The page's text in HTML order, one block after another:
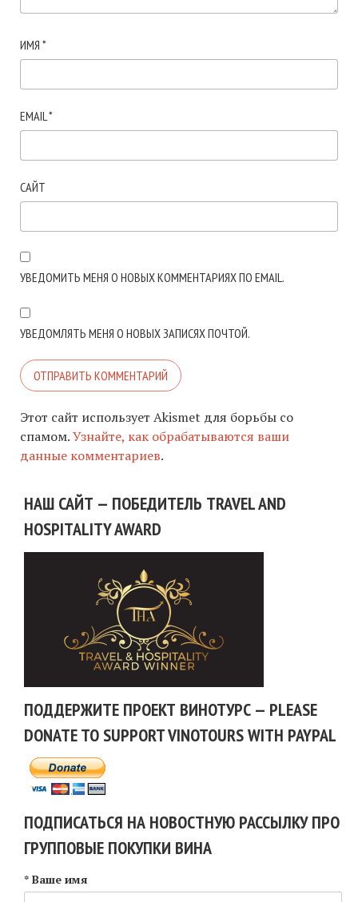
ИМЯ *
EMAIL*
САЙТ
УВЕДОМИТЬ МЕНЯ О НОВЫХ КОММЕНТАРИЯХ ПО EMAIL.
УВЕДОМЛЯТЬ МЕНЯ О НОВЫХ ЗАПИСЯХ ПОЧТОЙ.
Этот сайт использует Akismet для борьбы со
спамом.Узнайте, как обрабатываются ваши
данные комментариев.
НАШ САЙТ — ПОБЕДИТЕЛЬ TRAVEL AND
HOSPITALITY AWARD
ПОДДЕРЖИТЕ ПРОЕКТ ВИНОТУРС — PLEASE
DONATE TO SUPPORT VINOTOURS WITH PAYPAL
ПОДПИСАТЬСЯ НА НОВОСТНУЮ РАССЫЛКУ ПРО
ГРУППОВЫЕ ПОКУПКИ ВИНА
* Ваше имя